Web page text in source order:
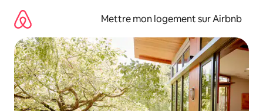
directement
contenu
Mettre mon logement sur Airbnb